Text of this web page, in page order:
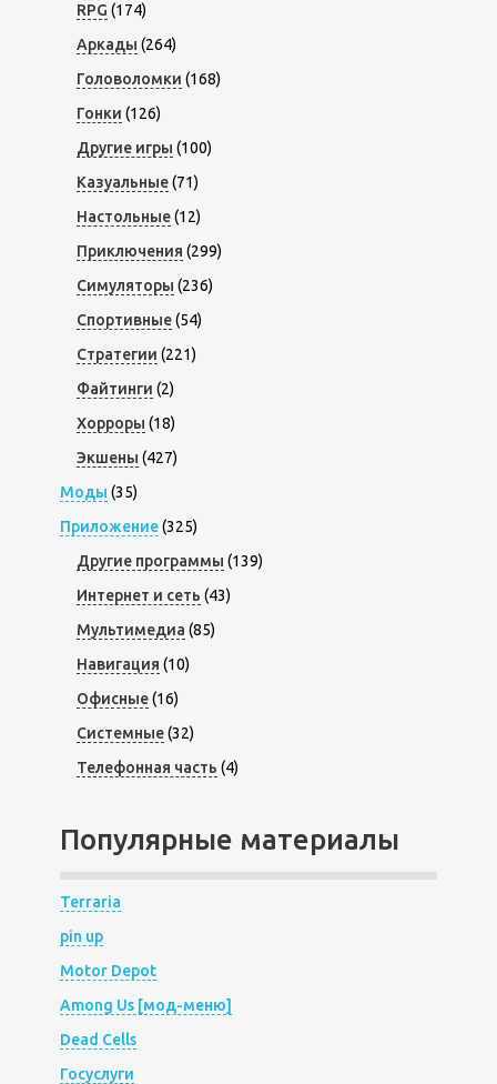
RPG (174)
Аркады (264)
Головоломки (168)
Гонки (126)
Другие игры (100)
Казуальные(71)
Настольные(12)
Приключения (299)
Симуляторы (236)
Спортивные(54)
Стратегии (221)
Файтинги (2)
Хорроры (18)
Экшены (427)
Моды (35)
Приложение(325)
Другие программы (139)
Интернет и сеть (43)
Мультимедиа (85)
Навигация (10)
Офисные(16)
Системные(32)
Телефонная часть (4)
Популярные материалы
Terraria
pin up
Motor Depot
Among Us [мод-меню]
Dead Cells
Госуслуги